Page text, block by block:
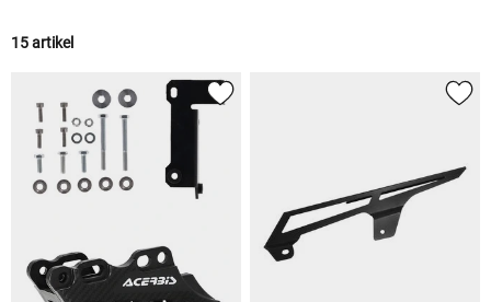
15 artikel